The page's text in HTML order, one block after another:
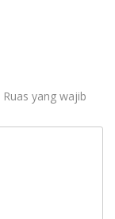
Ruas yang wajib